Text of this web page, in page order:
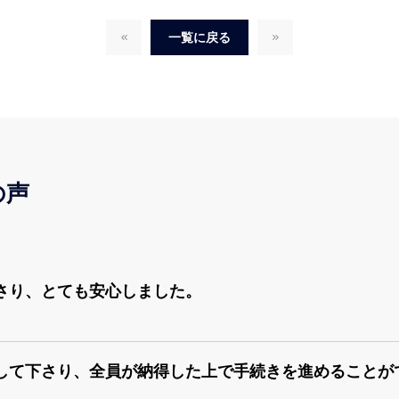
一覧に戻る
声
、とても安心しました。
て下さり、全員が納得した上で手続きを進めることが